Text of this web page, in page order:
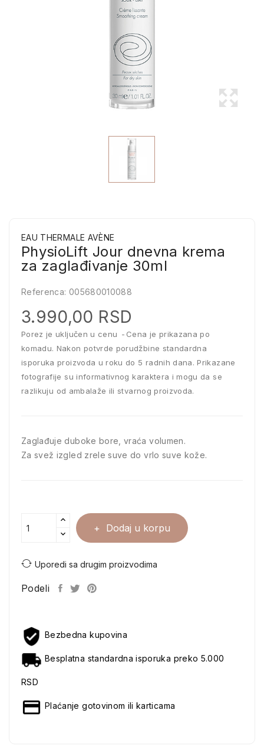
EAU THERMALE AVÈNE
PhysioLift Jour dnevna krema
za zaglađivanje 30ml
Referenca: 005680010088
3.990,00 RSD
Porez je uključen u cenu
Cena je prikazana po
komadu. Nakon potvrde porudžbine standardna
isporuka proizvoda u roku do 5 radnih dana. Prikazane
fotografije su informativnog karaktera i mogu da se
razlikuju od ambalaže ili stvarnog proizvoda.
Zaglađuje duboke bore, vraća volumen.
Za svež izgled zrele suve do vrlo suve kože.
Dodaj u korpu
Uporedi sa drugim proizvodima
Podeli
Bezbedna kupovina
Besplatna standardna isporuka preko 5.000
RSD
Plaćanje gotovinom ili karticama